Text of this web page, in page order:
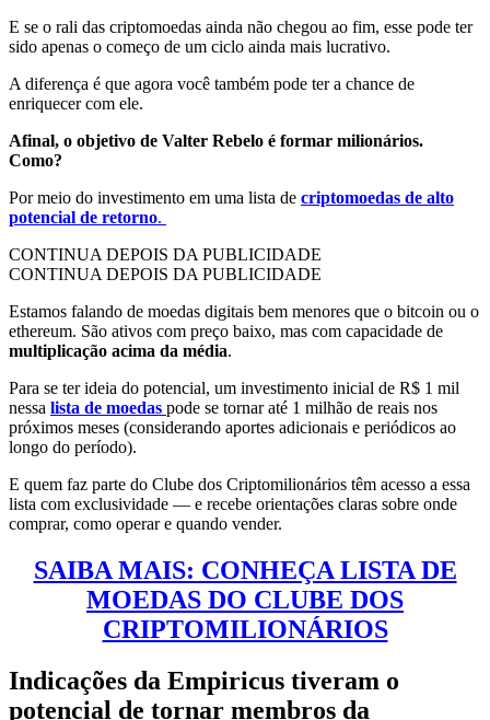
E se o rali das criptomoedas ainda não chegou ao fim, esse pode ter
sido apenas o começo de um ciclo ainda mais lucrativo.
A diferença é que agora você também pode ter a chance de
enriquecer com ele.
Afinal, o objetivo de Valter Rebelo é formar milionários.
Como?
Por meio do investimento em uma lista de criptomoedas de alto
potencial de retorno.
CONTINUA DEPOIS DA PUBLICIDADE
CONTINUA DEPOIS DA PUBLICIDADE
Estamos falando de moedas digitais bem menores que o bitcoin ou o
ethereum. São ativos com preço baixo, mas com capacidade de
multiplicação acima da média.
Para se ter ideia do potencial, um investimento inicial de R$ 1 mil
nessa lista de moedas pode se tornar até 1 milhão de reais nos
próximos meses (considerando aportes adicionais e periódicos ao
longo do período).
E quem faz parte do Clube dos Criptomilionários têm acesso a essa
lista com exclusividade — e recebe orientações claras sobre onde
comprar, como operar e quando vender.
SAIBA MAIS: CONHEÇA LISTA DE
MOEDAS DO CLUBE DOS
CRIPTOMILIONÁRIOS
Indicações da Empiricus tiveram o
potencial de tornar membros da